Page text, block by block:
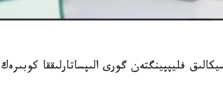
فليپپينگتەن گورى الىپساتارلىققا كوبىرەك